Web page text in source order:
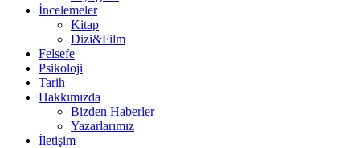
İncelemeler
Kitap
Dizi&Film
Felsefe
Psikoloji
Tarih
Hakkımızda
Bizden Haberler
Yazarlarımız
İletişim